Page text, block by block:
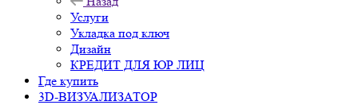
Услуги
Укладка под ключ
Дизайн
КРЕДИТ ДЛЯ ЮР ЛИЦ
Где купить
3D-ВИЗУАЛИЗАТОР